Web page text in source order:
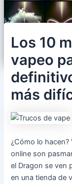
Los 10
vapeo
más
¿Cómo lo
online son
el Dragon se ven
en una tienda de